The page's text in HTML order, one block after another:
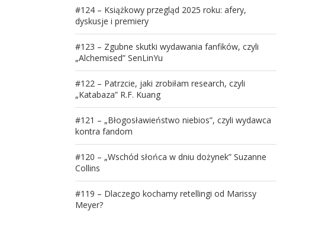
#124 – Książkowy przegląd 2025 roku: afery,
dyskusje i premiery
#123 – Zgubne skutki wydawania fanfików, czyli
„Alchemised” SenLinYu
#122 – Patrzcie, jaki zrobiłam research, czyli
„Katabaza” R.F. Kuang
#121 – „Błogosławieństwo niebios”, czyli wydawca
kontra fandom
#120 – „Wschód słońca w dniu dożynek” Suzanne
Collins
#119 – Dlaczego kochamy retellingi od Marissy
Meyer?